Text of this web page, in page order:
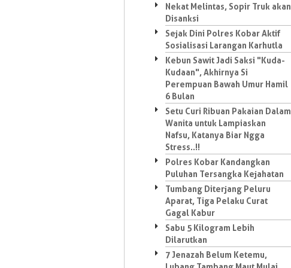
Nekat Melintas, Sopir Truk akan
Disanksi
Sejak Dini Polres Kobar Aktif
Sosialisasi Larangan Karhutla
Kebun Sawit Jadi Saksi "Kuda-
Kudaan", Akhirnya Si
Perempuan Bawah Umur Hamil
6 Bulan
Setu Curi Ribuan Pakaian Dalam
Wanita untuk Lampiaskan
Nafsu, Katanya Biar Ngga
Stress..!!
Polres Kobar Kandangkan
Puluhan Tersangka Kejahatan
Tumbang Diterjang Peluru
Aparat, Tiga Pelaku Curat
Gagal Kabur
Sabu 5 Kilogram Lebih
Dilarutkan
7 Jenazah Belum Ketemu,